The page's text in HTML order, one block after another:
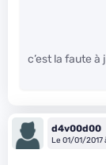
c’est la faute à
d4v00d00
Le 01/01/2017